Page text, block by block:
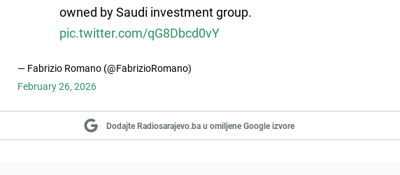
owned by Saudi investment group.
pic.twitter.com/qG8Dbcd0vY
— Fabrizio Romano (@FabrizioRomano)
February 26, 2026
Dodajte Radiosarajevo.ba u omiljene Google izvore